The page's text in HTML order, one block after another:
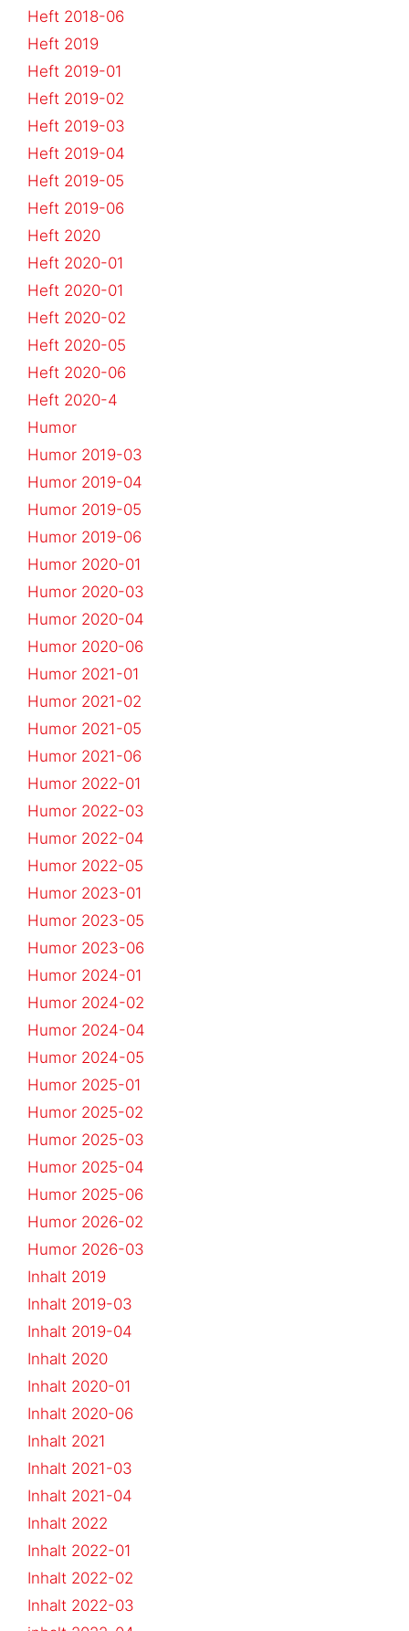
Heft 2018-06
Heft 2019
Heft 2019-01
Heft 2019-02
Heft 2019-03
Heft 2019-04
Heft 2019-05
Heft 2019-06
Heft 2020
Heft 2020-01
Heft 2020-01
Heft 2020-02
Heft 2020-05
Heft 2020-06
Heft 2020-4
Humor
Humor 2019-03
Humor 2019-04
Humor 2019-05
Humor 2019-06
Humor 2020-01
Humor 2020-03
Humor 2020-04
Humor 2020-06
Humor 2021-01
Humor 2021-02
Humor 2021-05
Humor 2021-06
Humor 2022-01
Humor 2022-03
Humor 2022-04
Humor 2022-05
Humor 2023-01
Humor 2023-05
Humor 2023-06
Humor 2024-01
Humor 2024-02
Humor 2024-04
Humor 2024-05
Humor 2025-01
Humor 2025-02
Humor 2025-03
Humor 2025-04
Humor 2025-06
Humor 2026-02
Humor 2026-03
Inhalt 2019
Inhalt 2019-03
Inhalt 2019-04
Inhalt 2020
Inhalt 2020-01
Inhalt 2020-06
Inhalt 2021
Inhalt 2021-03
Inhalt 2021-04
Inhalt 2022
Inhalt 2022-01
Inhalt 2022-02
Inhalt 2022-03